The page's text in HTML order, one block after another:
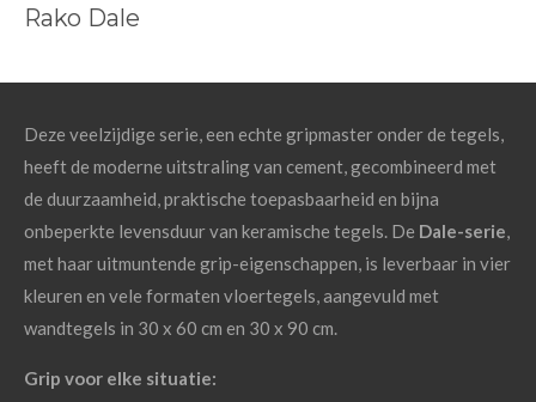
Rako Dale
Deze veelzijdige serie, een echte gripmaster onder de tegels,
heeft de moderne uitstraling van cement, gecombineerd met
de duurzaamheid, praktische toepasbaarheid en bijna
onbeperkte levensduur van keramische tegels. De Dale-serie,
met haar uitmuntende grip-eigenschappen, is leverbaar in vier
kleuren en vele formaten vloertegels, aangevuld met
wandtegels in 30 x 60 cm en 30 x 90 cm.
Grip voor elke situatie: